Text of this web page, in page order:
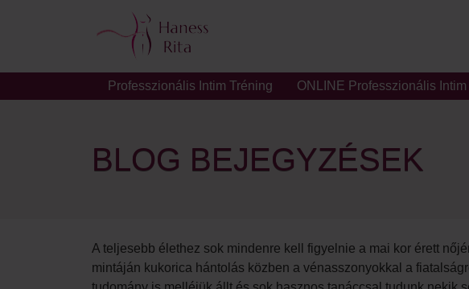
Professzionális Intim Tréning ONLINE Professzionális Intim
BLOG BEJEGYZÉSEK
A teljesebb élethez sok mindenre kell figyelnie a mai kor érett
mintáján kukorica hántolás közben a vénasszonyokkal a